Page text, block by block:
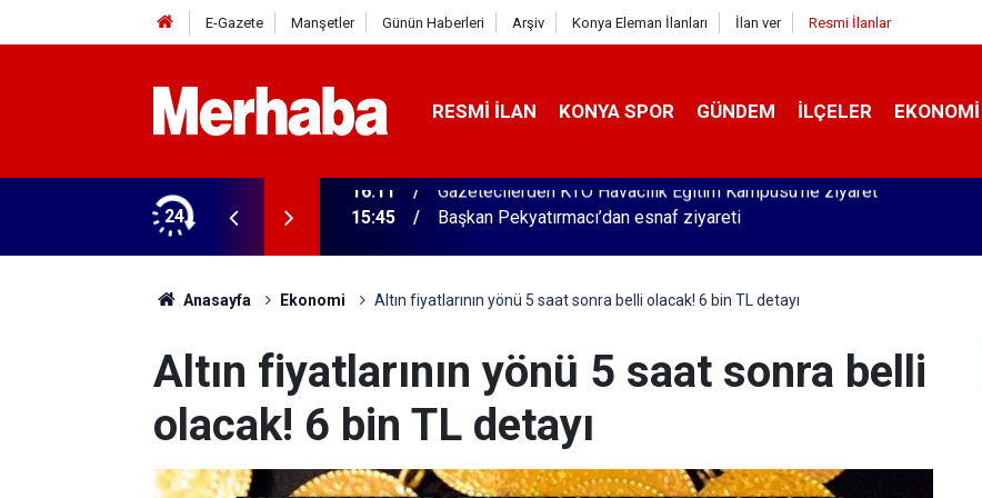
E-Gazete Manşetler Günün Haberleri Arşiv Konya Eleman İlanları İlan ver Resmi İlanlar
RESMI İLAN KONYA SPOR GÜNDEM İLÇELER EKONOMI
24
Kampüsü'ne ziyaret 15:45 Başkan Pekyatırmacı’dan esnaf ziyareti
Anasayfa Ekonomi Altın fiyatlarının yönü 5 saat sonra belli olacak! 6 bin TL detayı
Altın fiyatlarının yönü 5 saat sonra belli
olacak! 6 bin TL detayı